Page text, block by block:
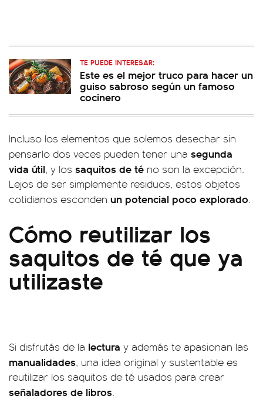
TE PUEDE INTERESAR:
Este es el mejor truco para hacer un
guiso sabroso según un famoso
cocinero
Incluso los elementos que solemos desechar sin
pensarlo dos veces pueden tener una segunda
vida útil, y los saquitos de té no son la excepción.
Lejos de ser simplemente residuos, estos objetos
cotidianos esconden un potencial poco explorado.
Cómo reutilizar los
saquitos de té que ya
utilizaste
Si disfrutás de la lectura y además te apasionan las
manualidades, una idea original y sustentable es
reutilizar los saquitos de té usados para crear
señaladores de libros.